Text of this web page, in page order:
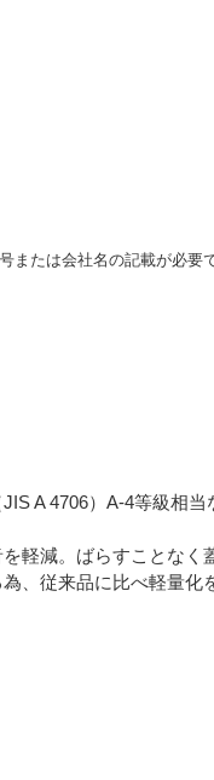
または会社名の記載が必要で
A 4706）A-4等級相当
軽減。ばらすことなく
、従来品に比べ軽量化